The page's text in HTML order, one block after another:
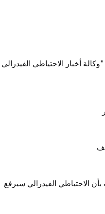
أخبار الاحتياطي الفيدرالي
الاحتياطي الفيدرالي سيرفع